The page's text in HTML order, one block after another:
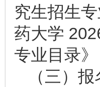
究生招生
药大学
专业目录
（三）